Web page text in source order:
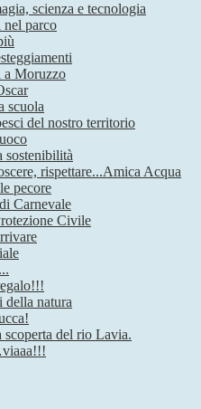
scienza e tecnologia
parco
Moruzzo
scuola
del nostro territorio
sostenibilità
rispettare...Amica Acqua
pecore
Carnevale
Civile
della natura
scoperta del rio Lavia.